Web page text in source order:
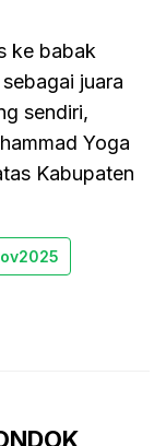
ke babak
juara
sendiri,
Yoga
Kabupaten